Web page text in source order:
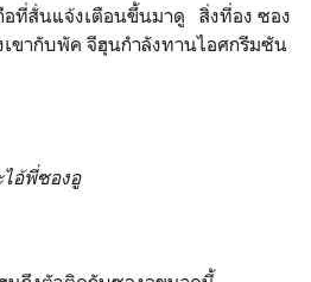
อที่สั่นแจ้งเตือนขึ้นมาดู สิ่งที่อง ซอง
เขากับพัค จีฮุนกำลังทานไอศกรีมซัน
อ้พี่ซองอู